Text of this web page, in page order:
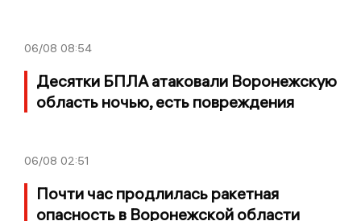
06/08 08:54
Десятки БПЛА атаковали Воронежскую
область ночью, есть повреждения
06/08 02:51
Почти час продлилась ракетная
опасность в Воронежской области